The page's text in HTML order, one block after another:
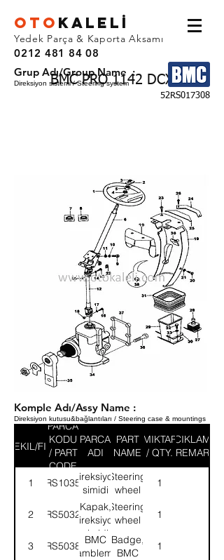
OTO KALEL İ
Yedek Parça & Kaporta Aksamı
0212 481 84 08
BMC PRO 1142 DCX
Grup Adı/Group Name :
Direksiyon sistemi / Steering system
52RS017308
Komple Adı/Assy Name :
Direksiyon kutusu&bağlantıları / Steering case & mountings
SEKIL/FIG
PARCA
KODU
/ PART
CODE
PARCA
ADI
PART
NAME
MIKTAR
/ QTY.
ACIKLAMA
/ REMARK
1 58RS103582
Direksiyon
simidi
Steering
wheel
1
2 58RS503269
Kapak,
direksiyon
simidi
Steering
wheel
cover
1
3 58RS503823
BMC
amblemi
Badge,
BMC
1